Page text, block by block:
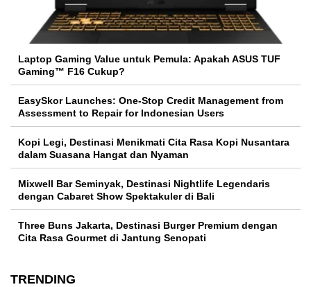
Laptop Gaming Value untuk Pemula: Apakah ASUS TUF
Gaming™ F16 Cukup?
EasySkor Launches: One-Stop Credit Management from
Assessment to Repair for Indonesian Users
Kopi Legi, Destinasi Menikmati Cita Rasa Kopi Nusantara
dalam Suasana Hangat dan Nyaman
Mixwell Bar Seminyak, Destinasi Nightlife Legendaris
dengan Cabaret Show Spektakuler di Bali
Three Buns Jakarta, Destinasi Burger Premium dengan
Cita Rasa Gourmet di Jantung Senopati
TRENDING